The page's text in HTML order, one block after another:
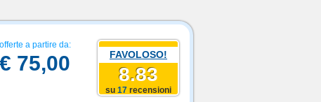
FAVOLOSO!
8.83
su 17 recensioni
offerte a partire da:
€ 75,00